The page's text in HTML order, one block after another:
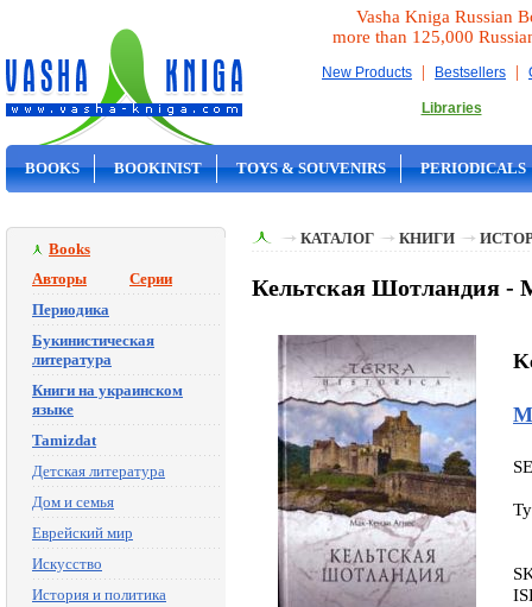
Vasha Kniga Russian
more than 125,000
New Products | Bestsellers |
Libraries
BOOKS BOOKINIST TOYS & SOUVENIRS PERIODICALS
Books
Авторы
Серии
Периодика
Букинистическая
литература
Книги на украинском
языке
Tamizdat
Детская литература
Дом и семья
Еврейский мир
Искусство
История и политика
КАТАЛОГ КНИГИ
Кельтская Шотландия -